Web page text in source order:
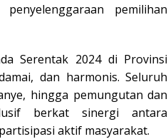
pemilihan
Serentak 2024 di Provinsi
dan harmonis. Seluruh
hingga pemungutan dan
berkat sinergi antara
aktif masyarakat.